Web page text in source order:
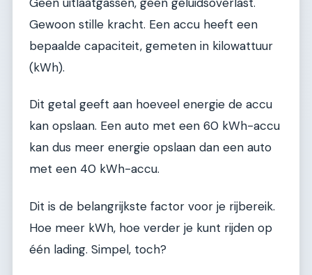
Gewoon stille kracht. Een accu heeft een
bepaalde capaciteit, gemeten in kilowattuur
(kWh).
Dit getal geeft aan hoeveel energie de accu
kan opslaan. Een auto met een 60 kWh-accu
kan dus meer energie opslaan dan een auto
met een 40 kWh-accu.
Dit is de belangrijkste factor voor je rijbereik.
Hoe meer kWh, hoe verder je kunt rijden op
één lading. Simpel, toch?